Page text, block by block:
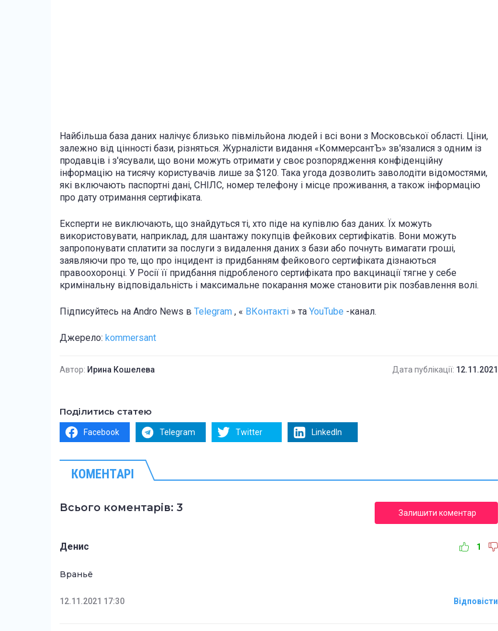
Найбільша база даних налічує близько півмільйона людей і всі вони з Московської області. Ціни,
залежно від цінності бази, різняться. Журналісти видання «КоммерсантЪ» зв'язалися з одним із
продавців і з'ясували, що вони можуть отримати у своє розпорядження конфіденційну
інформацію на тисячу користувачів лише за $120. Така угода дозволить заволодіти відомостями,
які включають паспортні дані, СНІЛС, номер телефону і місце проживання, а також інформацію
про дату отримання сертифіката.
Експерти не виключають, що знайдуться ті, хто піде на купівлю баз даних. Їх можуть
використовувати, наприклад, для шантажу покупців фейкових сертифікатів. Вони можуть
запропонувати сплатити за послуги з видалення даних з бази або почнуть вимагати гроші,
заявляючи про те, що про інцидент із придбанням фейкового сертифіката дізнаються
правоохоронці. У Росії її придбання підробленого сертифіката про вакцинації тягне у себе
кримінальну відповідальність і максимальне покарання може становити рік позбавлення волі.
Підписуйтесь на Andro News в Telegram , « ВКонтакті » та YouTube -канал.
Джерело: kommersant
Автор: Ирина Кошелева Дата публікації: 12.11.2021
Поділитись статею
Facebook Telegram Twitter LinkedIn
КОМЕНТАРІ
Всього коментарів: 3 Залишити коментар
Денис 1
Враньё
12.11.2021 17:30 Відповісти